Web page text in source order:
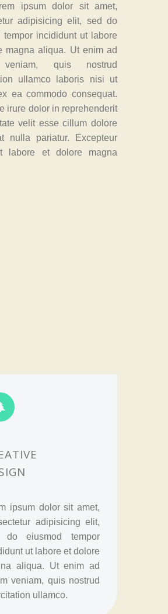
ipsum dolor sit amet,
adipisicing elit, sed do
tempor incididunt ut labore
magna aliqua. Ut enim ad
quis nostrud
ullamco laboris nisi ut
ea commodo consequat.
irure dolor in reprehenderit
velit esse cillum dolore
nulla pariatur. Excepteur
labore et dolore magna
ipsum dolor sit amet,
adipisicing elit,
do eiusmod tempor
ut labore et dolore
aliqua. Ut enim ad
veniam, quis nostrud
ullamco.